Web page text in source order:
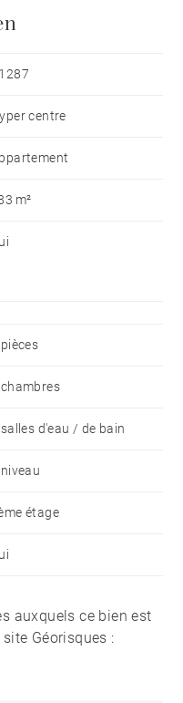
hotte, four, lave-
HC
HC + TVA)
centre
m²
d'eau / de bain
étage
auxquels ce bien est
Géorisques :